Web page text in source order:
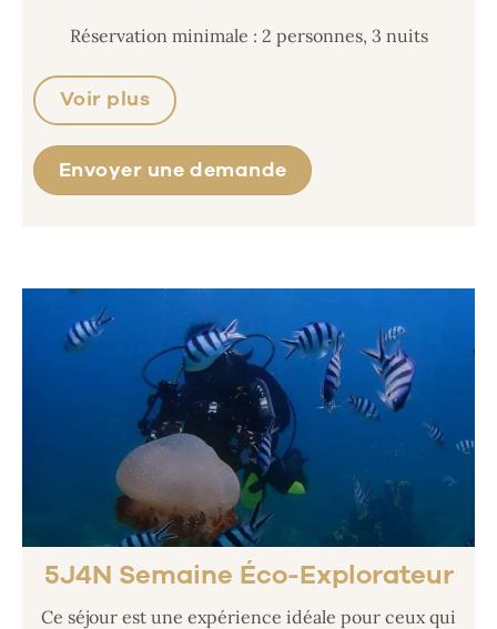
Réservation minimale : 2 personnes, 3 nuits
Voir plus
Envoyer une demande
5J4N Semaine Éco-Explorateur
Ce séjour est une expérience idéale pour ceux qui